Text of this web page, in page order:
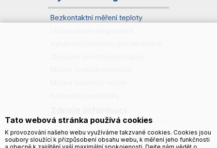
Bezkontaktní měření teploty
Aktuality
Publikované články
Tato webová stránka používá cookies
K provozování našeho webu využíváme takzvané cookies. Cookies jsou
soubory sloužící k přizpůsobení obsahu webu, k měření jeho funkčnosti